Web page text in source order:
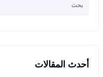
أحدث المقالات